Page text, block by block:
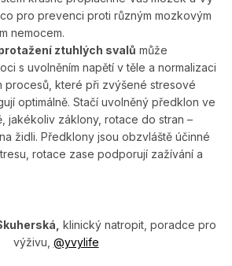
pro prevenci proti různým mozkovým
nemocem.
ztuhlých svalů může
s uvolněním napětí v těle a normalizaci
procesů, které při zvýšené stresové
optimálně. Stačí uvolněný předklon ve
jakékoliv záklony, rotace do stran –
židli. Předklony jsou obzvláště účinné
rotace zase podporují zažívání a
klinický natropit, poradce pro
výživu, @y­vylife